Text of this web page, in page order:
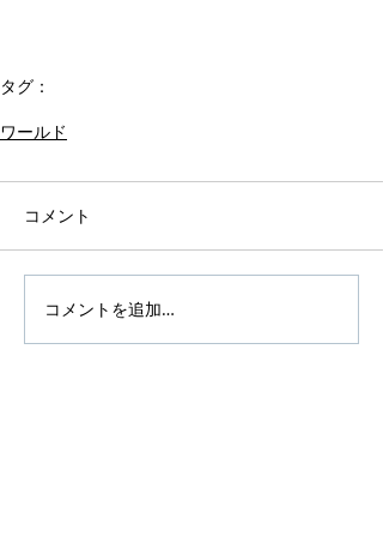
タグ：
ワールド
コメント
コメントを追加…